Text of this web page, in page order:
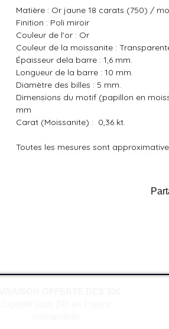
Matière : Or jaune 18 carats (750) /
Finition : Poli miroir
Couleur de l'or : Or
Couleur de la moissanite :
Épaisseur dela barre : 1,6 mm.
Longueur de la barre : 10 mm.
Diamètre des billes : 5 mm.
Dimensions du motif (papillon en
mm
Carat (Moissanite) : 0,36 kt.
Toutes les mesures sont